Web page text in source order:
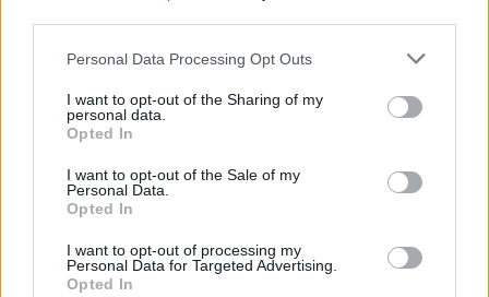
Please note that this website/app uses one or more Google
not limited to your visit or usage behaviour. You may click to
grant or deny consent to Google and its third-party tags to
use your data for below specified purposes in below Google
consent section.
Personal Data Processing Opt Outs
I want to opt-out of the Sharing of my
personal data.
Opted In
I want to opt-out of the Sale of my
Personal Data.
Opted In
I want to opt-out of processing my
Personal Data for Targeted Advertising.
Opted In
JPEG(2.9 MB)
Очень большой размер (6,144 x 4,096)
AVIF(627 KB)
WebP(1.7 MB)
JPEG(4.6 MB)
Комически большой размер(1,048,576 x